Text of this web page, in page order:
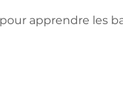
apprendre les